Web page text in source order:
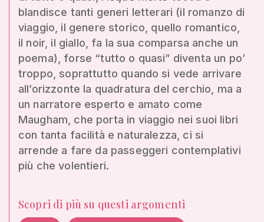
blandisce tanti generi letterari (il romanzo di
viaggio, il genere storico, quello romantico,
il noir, il giallo, fa la sua comparsa anche un
poema), forse “tutto o quasi” diventa un po’
troppo, soprattutto quando si vede arrivare
all’orizzonte la quadratura del cerchio, ma a
un narratore esperto e amato come
Maugham, che porta in viaggio nei suoi libri
con tanta facilità e naturalezza, ci si
arrende a fare da passeggeri contemplativi
più che volentieri.
Scopri di più su questi argomenti